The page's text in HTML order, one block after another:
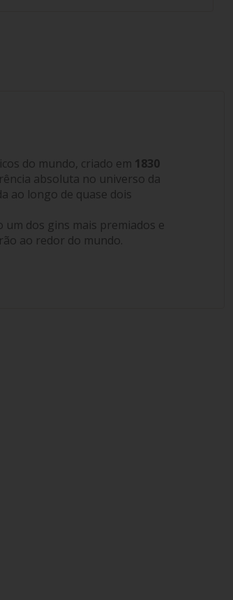
do mundo, criado em 1830
absoluta no universo da
ao longo de quase dois
dos gins mais premiados e
ao redor do mundo.